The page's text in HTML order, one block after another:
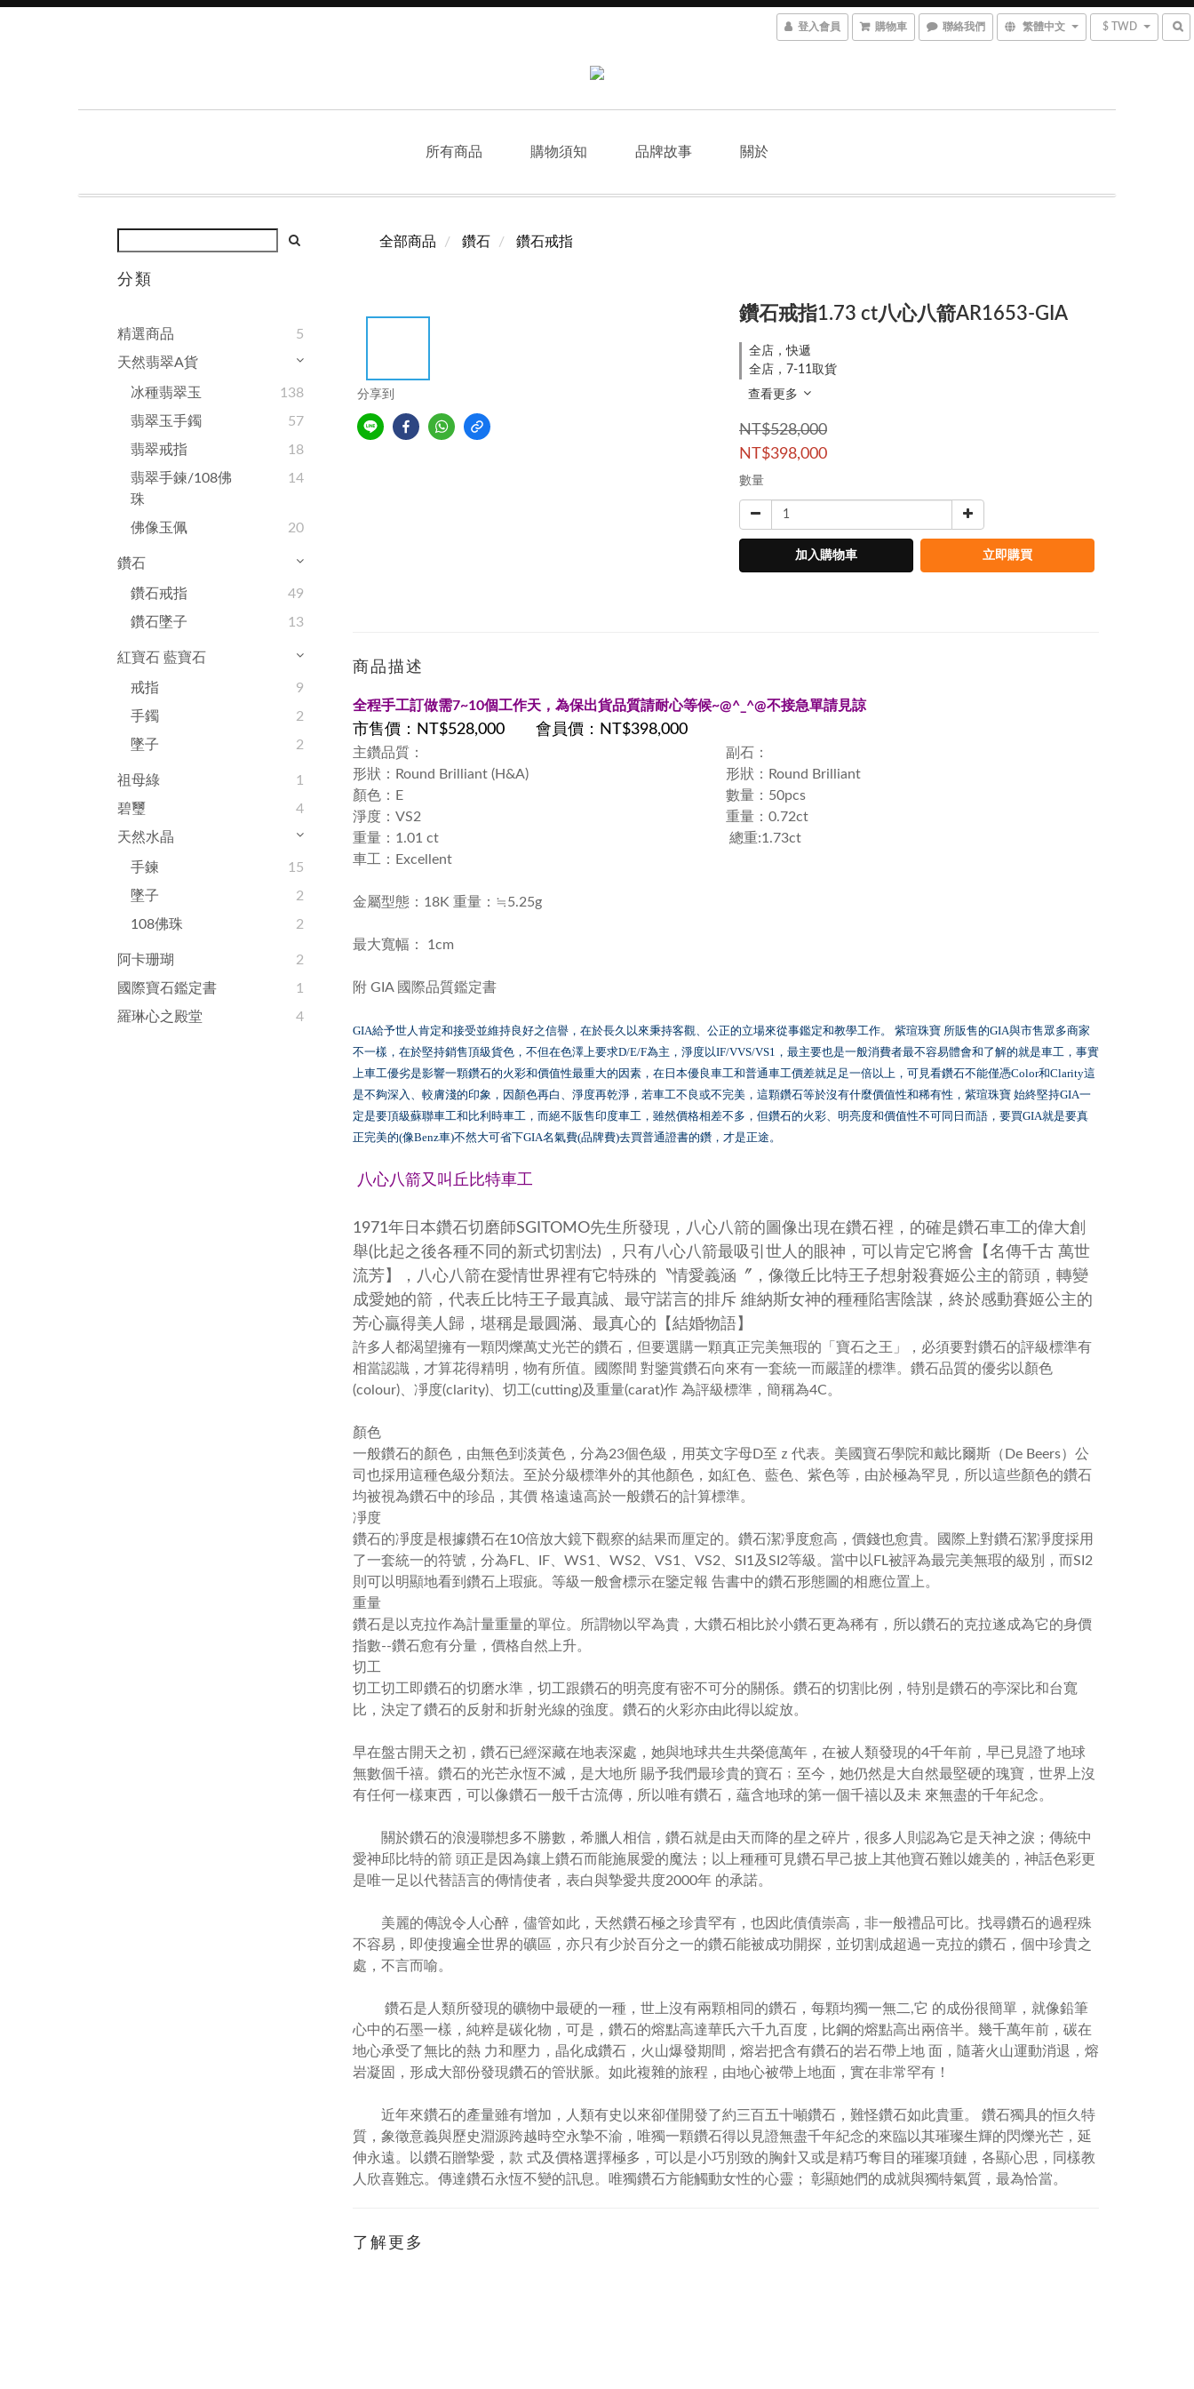
登入會員 購物車 聯絡我們 繁體中文 $ TWD
所有商品 購物須知 品牌故事 關於
分類
精選商品
5
天然翡翠A貨
冰種翡翠玉
138
翡翠玉手鐲
57
翡翠戒指
18
翡翠手鍊/108佛
珠
14
佛像玉佩 20
鑽石
鑽石戒指
49
鑽石墜子
13
紅寶石 藍寶石
戒指
9
手鐲
2
墜子
2
祖母綠
1
碧璽
4
天然水晶
手鍊
15
墜子
2
108佛珠
2
阿卡珊瑚
2
國際寶石鑑定書
1
羅琳心之殿堂
4
全部商品 鑽石 鑽石戒指
分享到
鑽石戒指1.73 ct八心八箭AR1653-GIA
全店，快遞
全店，7-11取貨
查看更多
NT$528,000
NT$398,000
數量
加入購物車 立即購買
商品描述
全程手工訂做需7~10個工作天，為保出貨品質請耐心等候~@^_^@不接急單請見諒
市售價： NT$528,000 會員價： NT$398,000
主鑽品質：
形狀：Round Brilliant (H&A)
顏色：E
淨度：VS2
重量：1.01 ct
車工：Excellent
副石：
形狀：Round Brilliant
數量：50pcs
重量：0.72ct
總重:1.73ct
金屬型態：18K 重量：≒5.25g
最大寬幅： 1cm
附 GIA 國際品質鑑定書
GIA給予世人肯定和接受並維持良好之信譽，在於長久以來秉持客觀、公正的立場來從事鑑定和教學工作。 紫瑄珠寶 所販售的GIA與市售眾多商家
不一樣，在於堅持銷售頂級貨色，不但在色澤上要求D/E/F為主，淨度以IF/VVS/VS1 ，最主要也是一般消費者最不容易體會和了解的就是車工，事實
上車工優劣是影響一顆鑽石的火彩和價值性最重大的因素，在日本優良車工和普通車工價差就足足一倍以上，可見看鑽石不能僅憑Color和Clarity這
是不夠深入、較膚淺的印象，因顏色再白、淨度再乾淨，若車工不良或不完美，這顆鑽石等於沒有什麼價值性和稀有性，紫瑄珠寶始終堅持GIA一
定是要頂級蘇聯車工和比利時車工，而絕不販售印度車工，雖然價格相差不多，但鑽石的火彩、明亮度和價值性不可同日而語，要買GIA就是要真
正完美的(像Benz車)不然大可省下GIA名氣費(品牌費)去買普通證書的鑽，才是正途。
八心八箭又叫丘比特車工
1971年日本鑽石切磨師SGITOMO先生所發現，八心八箭的圖像出現在鑽石裡，的確是鑽石車工的偉大創
舉(比起之後各種不同的新式切割法) ，只有八心八箭最吸引世人的眼神，可以肯定它將會【名傳千古 萬世
流芳】，八心八箭在愛情世界裡有它特殊的〝情愛義涵〞，像徵丘比特王子想射殺賽姬公主的箭頭，轉變
成愛她的箭，代表丘比特王子最真誠、最守諾言的排斥 維納斯女神的種種陷害陰謀，終於感動賽姬公主的
芳心贏得美人歸，堪稱是最圓滿、最真心的【結婚物語】
許多人都渴望擁有一顆閃爍萬丈光芒的鑽石，但要選購一顆真正完美無瑕的「寶石之王」，必須要對鑽石的評級標準有
相當認識，才算花得精明，物有所值。國際間 對鑒賞鑽石向來有一套統一而嚴謹的標準。鑽石品質的優劣以顏色
(colour) 、凈度(clarity) 、切工 (cutting)及重量(carat)作 為評級標準，簡稱為4C。
顏色
一般鑽石的顏色，由無色到淡黃色，分為23個色級，用英文字母D至ｚ代表。美國寶石學院和戴比爾斯（ De Beers）公
司也採用這種色級分類法。至於分級標準外的其他顏色，如紅色、藍色、紫色等，由於極為罕見，所以這些顏色的鑽石
均被視為鑽石中的珍品，其價 格遠遠高於一般鑽石的計算標準。
凈度
鑽石的凈度是根據鑽石在10倍放大鏡下觀察的結果而厘定的。鑽石潔凈度愈高，價錢也愈貴。國際上對鑽石潔凈度採用
了一套統一的符號，分為 FL IF WS1 WS2 VS1 VS2 SI1 及SI2等級。當中以 FL被評為最完美無瑕的級別，而SI2
則可以明顯地看到鑽石上瑕疵。等級一般會標示在鑒定報 告書中的鑽石形態圖的相應位置上。
重量
鑽石是以克拉作為計量重量的單位。所謂物以罕為貴，大鑽石相比於小鑽石更為稀有，所以鑽石的克拉遂成為它的身價
指數--鑽石愈有分量，價格自然上升。
切工
切工切工即鑽石的切磨水準，切工跟鑽石的明亮度有密不可分的關係。鑽石的切割比例，特別是鑽石的亭深比和台寬
比，決定了鑽石的反射和折射光線的強度。鑽石的火彩亦由此得以綻放。
早在盤古開天之初，鑽石已經深藏在地表深處，她與地球共生共榮億萬年，在被人類發現的4千年前，早已見證了地球
無數個千禧。鑽石的光芒永恆不滅，是大地所 賜予我們最珍貴的寶石﹔至今，她仍然是大自然最堅硬的瑰寶，世界上沒
有任何一樣東西，可以像鑽石一般千古流傳，所以唯有鑽石，蘊含地球的第一個千禧以及未 來無盡的千年紀念。
關於鑽石的浪漫聯想多不勝數，希臘人相信，鑽石就是由天而降的星之碎片，很多人則認為它是天神之淚；傳統中
愛神邱比特的箭 頭正是因為鑲上鑽石而能施展愛的魔法；以上種種可見鑽石早己披上其他寶石難以媲美的，神話色彩更
是唯一足以代替語言的傳情使者，表白與摯愛共度2000年 的承諾。
美麗的傳說令人心醉，儘管如此，天然鑽石極之珍貴罕有，也因此債債崇高，非一般禮品可比。找尋鑽石的過程殊
不容易，即使搜遍全世界的礦區，亦只有少於百分之一的鑽石能被成功開探，並切割成超過一克拉的鑽石，個中珍貴之
處，不言而喻。
鑽石是人類所發現的礦物中最硬的一種，世上沒有兩顆相同的鑽石，每顆均獨一無二,它 的成份很簡單，就像鉛筆
心中的石墨一樣，純粹是碳化物，可是，鑽石的熔點高達華氏六千九百度，比鋼的熔點高出兩倍半。幾千萬年前，碳在
地心承受了無比的熱 力和壓力，晶化成鑽石，火山爆發期間，熔岩把含有鑽石的岩石帶上地 面，隨著火山運動消退，熔
岩凝固，形成大部份發現鑽石的管狀脈。如此複雜的旅程，由地心被帶上地面，實在非常罕有！
近年來鑽石的產量雖有增加，人類有史以來卻僅開發了約三百五十噸鑽石，難怪鑽石如此貴重。 鑽石獨具的恒久特
質，象徵意義與歷史淵源跨越時空永摯不渝，唯獨一顆鑽石得以見證無盡千年紀念的來臨以其璀璨生輝的閃爍光芒，延
伸永遠。以鑽石贈摯愛，款 式及價格選擇極多，可以是小巧別致的胸針又或是精巧奪目的璀璨項鏈，各顯心思，同樣教
人欣喜難忘。傳達鑽石永恆不變的訊息。唯獨鑽石方能觸動女性的心靈； 彰顯她們的成就與獨特氣質，最為恰當。
了解更多